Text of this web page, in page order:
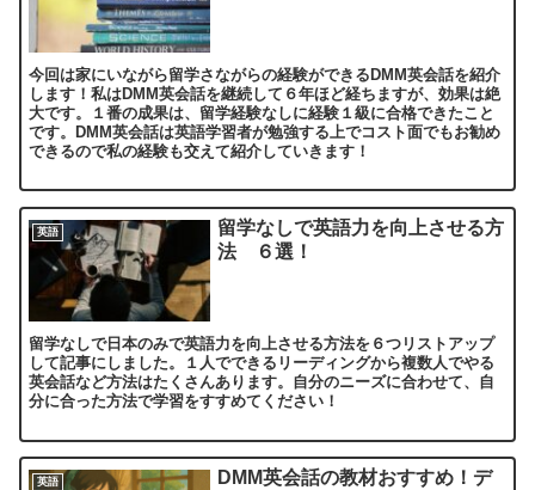
今回は家にいながら留学さながらの経験ができるDMM英会話を紹介
します！私はDMM英会話を継続して６年ほど経ちますが、効果は絶
大です。１番の成果は、留学経験なしに経験１級に合格できたこと
です。DMM英会話は英語学習者が勉強する上でコスト面でもお勧め
できるので私の経験も交えて紹介していきます！
英語
留学なしで英語力を向上させる方
法 ６選！
留学なしで日本のみで英語力を向上させる方法を６つリストアップ
して記事にしました。１人でできるリーディングから複数人でやる
英会話など方法はたくさんあります。自分のニーズに合わせて、自
分に合った方法で学習をすすめてください！
英語
DMM英会話の教材おすすめ！デ